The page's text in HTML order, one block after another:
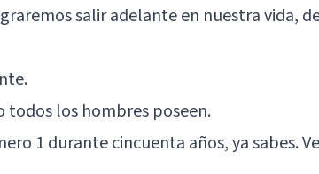
salir adelante en nuestra vida,
todos los hombres poseen.
1 durante cincuenta años, ya sabes.